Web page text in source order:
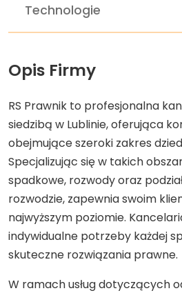
Technologie
Opis Firmy
RS Prawnik to profesjonalna
siedzibą w Lublinie, oferująca
obejmujące szeroki zakres
Specjalizując się w takich
spadkowe, rozwody oraz
rozwodzie, zapewnia swoim
najwyższym poziomie.
indywidualne potrzeby każdej
skuteczne rozwiązania prawne.
W ramach usług dotyczących